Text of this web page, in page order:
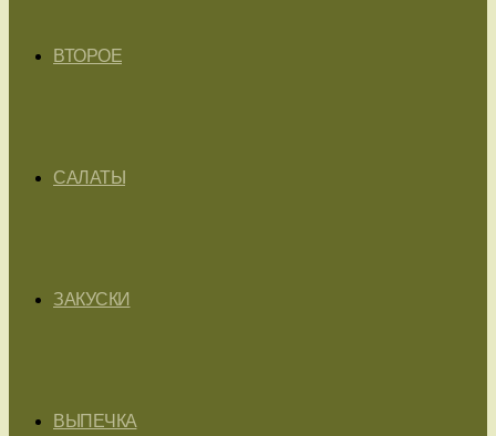
ВТОРОЕ
САЛАТЫ
ЗАКУСКИ
ВЫПЕЧКА